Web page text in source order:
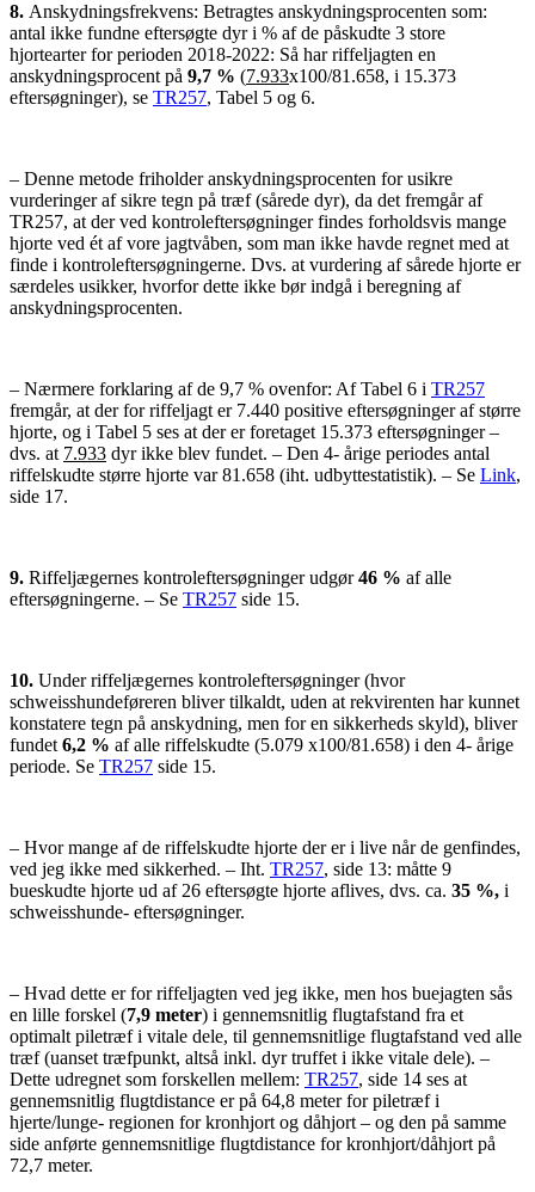
8. Anskydningsfrekvens: Betragtes anskydningsprocenten som:
antal ikke fundne eftersøgte dyr i % af de påskudte 3 store
hjortearter for perioden 2018-2022: Så har riffeljagten en
anskydningsprocent på 9,7 % (7.933x100/81.658, i 15.373
eftersøgninger), se TR257, Tabel 5 og 6.
– Denne metode friholder anskydningsprocenten for usikre
vurderinger af sikre tegn på træf (sårede dyr), da det fremgår af
TR257, at der ved kontroleftersøgninger findes forholdsvis mange
hjorte ved ét af vore jagtvåben, som man ikke havde regnet med at
finde i kontroleftersøgningerne. Dvs. at vurdering af sårede hjorte er
særdeles usikker, hvorfor dette ikke bør indgå i beregning af
anskydningsprocenten.
– Nærmere forklaring af de 9,7 % ovenfor: Af Tabel 6 i TR257
fremgår, at der for riffeljagt er 7.440 positive eftersøgninger af større
hjorte, og i Tabel 5 ses at der er foretaget 15.373 eftersøgninger –
dvs. at 7.933 dyr ikke blev fundet. – Den 4- årige periodes antal
riffelskudte større hjorte var 81.658 (iht. udbyttestatistik). – Se Link,
side 17.
9. Riffeljægernes kontroleftersøgninger udgør46 % af alle
eftersøgningerne. – Se TR257 side 15.
10. Under riffeljægernes kontroleftersøgninger (hvor
schweisshundeføreren bliver tilkaldt, uden at rekvirenten har kunnet
konstatere tegn på anskydning, men for en sikkerheds skyld), bliver
fundet6,2 % af alle riffelskudte (5.079 x100/81.658) i den 4- årige
periode. Se TR257 side 15.
– Hvor mange af de riffelskudte hjorte der er i live når de genfindes,
ved jeg ikke med sikkerhed. – Iht. TR257, side 13: måtte 9
bueskudte hjorte ud af 26 eftersøgte hjorte aflives, dvs. ca. 35 %, i
schweisshunde- eftersøgninger.
– Hvad dette er for riffeljagten ved jeg ikke, men hos buejagten sås
en lille forskel (7,9 meter) i gennemsnitlig flugtafstand fra et
optimalt piletræf i vitale dele, til gennemsnitlige flugtafstand ved alle
træf (uanset træfpunkt, altså inkl. dyr truffet i ikke vitale dele). –
Dette udregnet som forskellen mellem: TR257, side 14 ses at
gennemsnitlig flugtdistance er på 64,8 meter for piletræf i
hjerte/lunge- regionen for kronhjort og dåhjort – og den på samme
side anførte gennemsnitlige flugtdistance for kronhjort/dåhjort på
72,7 meter.